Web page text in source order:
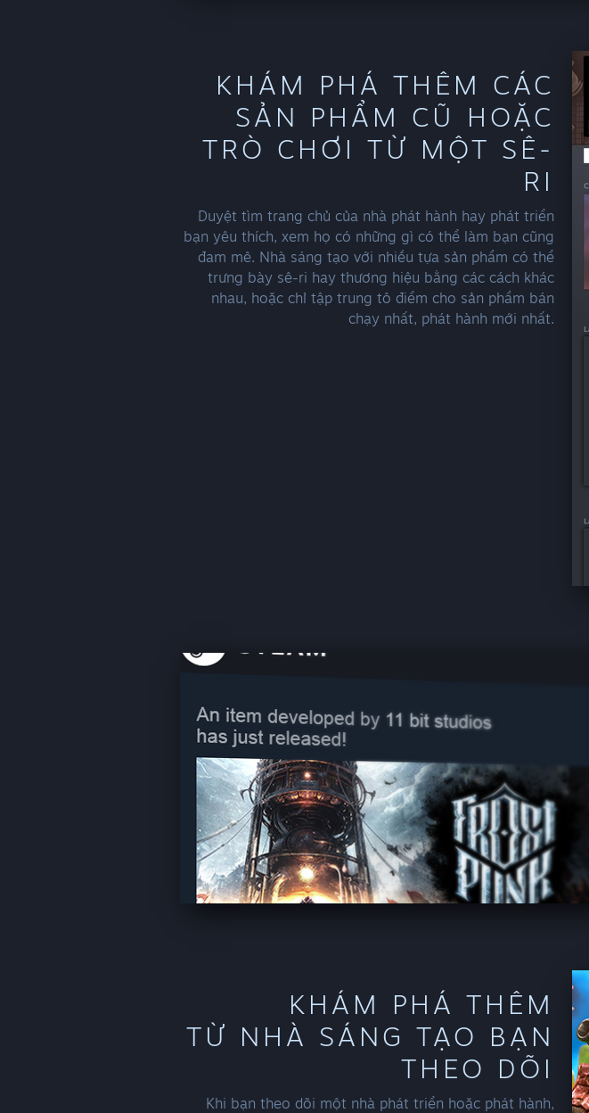
KHÁM PHÁ THÊM CÁC
SẢN PHẨM CŨ HOẶC
TRÒ CHƠI TỪ MỘT SÊ-
RI
Duyệt tìm trang chủ của nhà phát hành hay phát triển
bạn yêu thích, xem họ có những gì có thể làm bạn cũng
đam mê. Nhà sáng tạo với nhiều tựa sản phẩm có thể
trưng bày sê-ri hay thương hiệu bằng các cách khác
nhau, hoặc chỉ tập trung tô điểm cho sản phẩm bán
chạy nhất, phát hành mới nhất.
KHÁM PHÁ THÊM
TỪ NHÀ SÁNG TẠO BẠN
THEO DÕI
Khi bạn theo dõi một nhà phát triển hoặc phát hành,